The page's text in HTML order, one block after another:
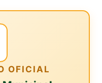
OFICIAL